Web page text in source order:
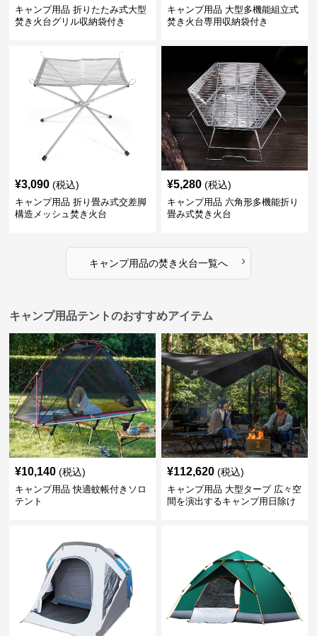
キャンプ用品 折りたたみ式大型
焚き火台グリル収納袋付き
キャンプ用品 大型多機能組立式
焚き火台専用収納袋付き
¥3,090 (税込)
キャンプ用品 折り畳み式交差脚
構造メッシュ焚き火台
¥5,280 (税込)
キャンプ用品 六角形多機能折り
畳み式焚き火台
キャンプ用品の焚き火台一覧へ ›
キャンプ用品テントのおすすめアイテム
¥10,140 (税込)
キャンプ用品 快適蚊帳付きソロ
テント
¥112,620 (税込)
キャンプ用品 大型タープ 広々空
間を演出するキャンプ用日除け